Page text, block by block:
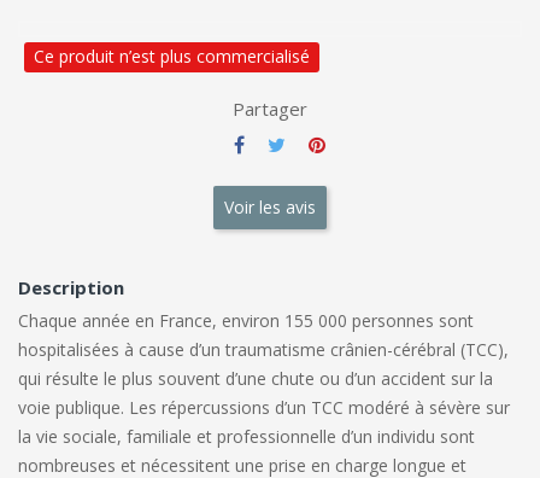
Ce produit n’est plus commercialisé
Partager
Voir les avis
Description
Chaque année en France, environ 155 000 personnes sont
hospitalisées à cause d’un traumatisme crânien-cérébral (TCC),
qui résulte le plus souvent d’une chute ou d’un accident sur la
voie publique. Les répercussions d’un TCC modéré à sévère sur
la vie sociale, familiale et professionnelle d’un individu sont
nombreuses et nécessitent une prise en charge longue et